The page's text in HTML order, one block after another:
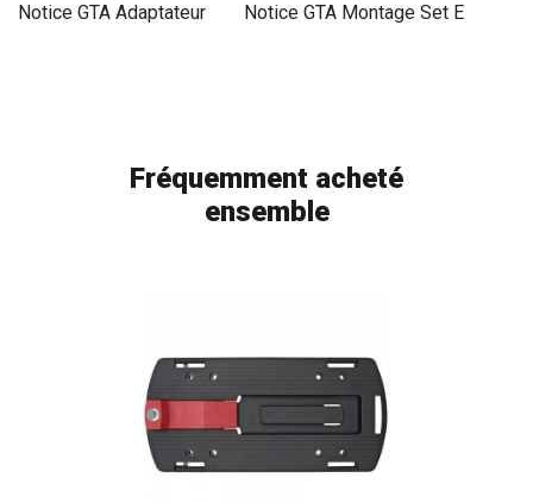
Notice GTA Adaptateur Notice GTA Montage Set E
Fréquemment acheté
ensemble